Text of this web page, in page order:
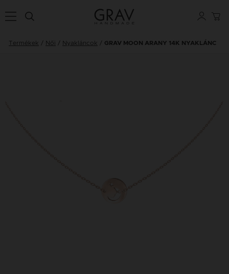
Termékek Női Nyakláncok GRAV MOON ARANY 14K NYAKLÁNC